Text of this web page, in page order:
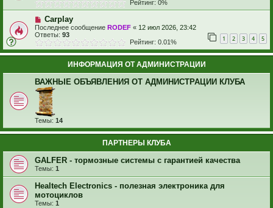
Рейтинг: 0%
Carplay
Последнее сообщение RODEF « 12 июл 2026, 23:42
Ответы: 93 1 2 3 4 5
Рейтинг: 0.01%
ИНФОРМАЦИЯ ОТ АДМИНИСТРАЦИИ
ВАЖНЫЕ ОБЪЯВЛЕНИЯ ОТ АДМИНИСТРАЦИИ КЛУБА
Темы: 14
ПАРТНЕРЫ КЛУБА
GALFER - тормозные системы с гарантией качества
Темы: 1
Healtech Electronics - полезная электроника для
мотоциклов
Темы: 1